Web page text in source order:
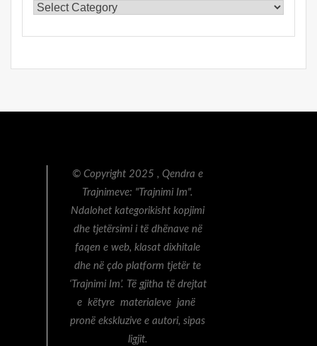
BLOG
© Copyright 2025 , Qendra e
Trajnimeve: "Trajnimi Im".
Ndalohet kategorikisht kopjimi
dhe tjetërsimi i të dhënave në
faqen e web, klasat dixhitale
dhe në çdo platform tjetër te
‘Trajnimi Im’. Të gjitha të drejtat
e këtyre materialeve janë
pronë ekskluzive e autori, sipas
ligjit.